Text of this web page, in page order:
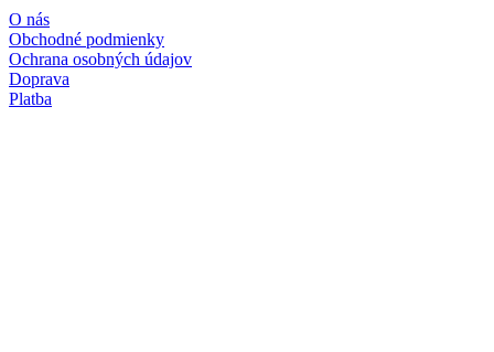
O nás
Obchodné podmienky
Ochrana osobných údajov
Doprava
Platba